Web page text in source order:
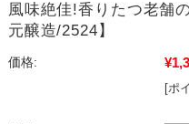
風味絶佳!香りたつ老舗
元醸造/2524】
価格:
[ポ